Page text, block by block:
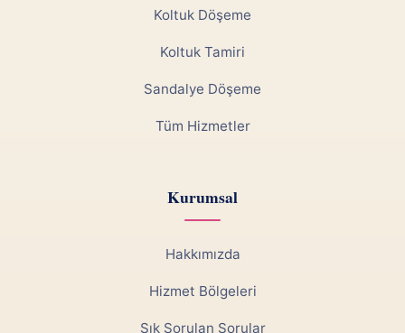
Koltuk Döşeme
Koltuk Tamiri
Sandalye Döşeme
Tüm Hizmetler
Kurumsal
Hakkımızda
Hizmet Bölgeleri
Sık Sorulan Sorular